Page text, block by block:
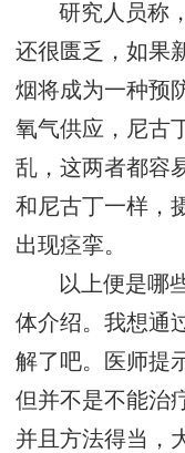
研究人员称
还很匮乏，如果
烟将成为一种预
氧气供应，尼古
乱，这两者都容
和尼古丁一样，
出现痉挛。
以上便是哪
体介绍。我想通
解了吧。医师提
但并不是不能治
并且方法得当，